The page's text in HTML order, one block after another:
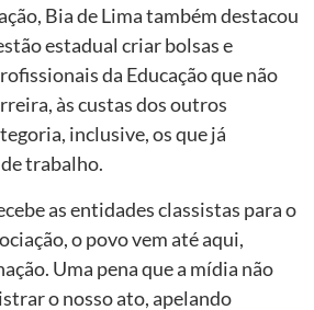
Bia de Lima também destacou
estadual criar bolsas e
da Educação que não
às custas dos outros
inclusive, os que já
trabalho.
as entidades classistas para o
o povo vem até aqui,
Uma pena que a mídia não
o nosso ato, apelando